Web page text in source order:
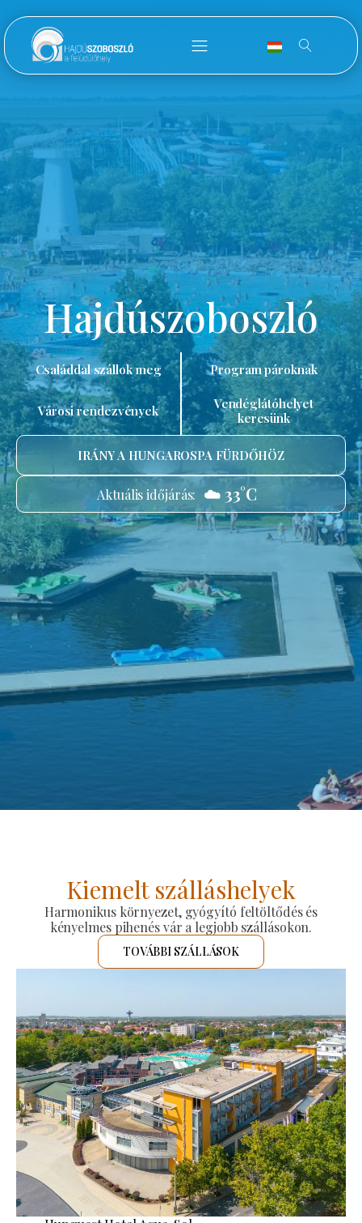
Hajdúszoboszló
Családdal szállok meg Program pároknak
Városi rendezvények
Vendéglátóhelyet
keresünk
IRÁNY A HUNGAROSPA FÜRDŐHÖZ
Aktuális időjárás: ☁️ 33°C
Kiemelt szálláshelyek
Harmonikus környezet, gyógyító feltöltődés és
kényelmes pihenés vár a legjobb szállásokon.
TOVÁBBI SZÁLLÁSOK